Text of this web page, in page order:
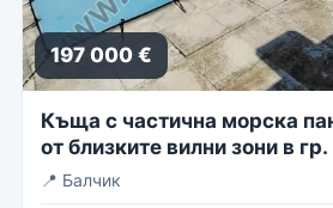
197 000 €
Къща с частична морска
от близките вилни зони в
📍 Балчик